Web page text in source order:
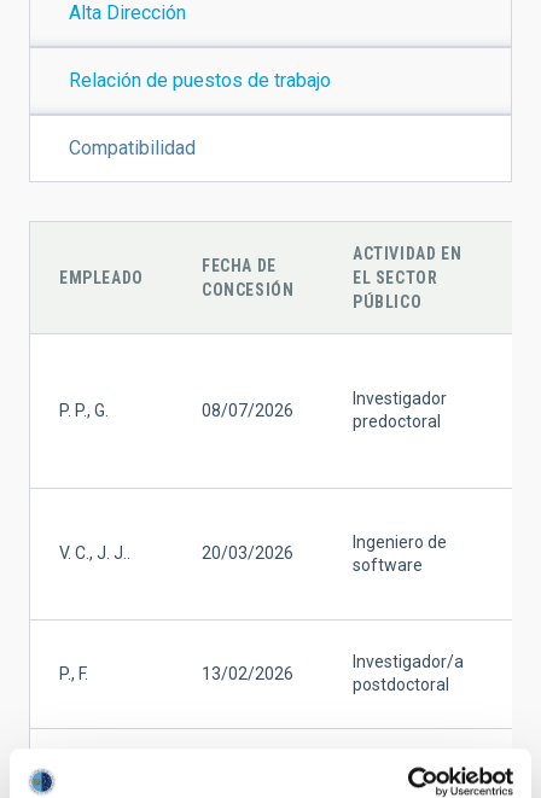
Alta Dirección
Relación de puestos de trabajo
Compatibilidad
EMPLEADO
FECHA DE
CONCESIÓN
ACTIVIDAD EN
EL SECTOR
PÚBLICO
P. P., G. 08/07/2026
Investigador
predoctoral
V. C., J. J.. 20/03/2026
Ingeniero de
software
P., F. 13/02/2026
Investigador/a
postdoctoral
Ingeniero